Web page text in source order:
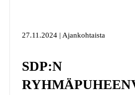
27.11.2024 | Ajankohtaista
SDP:N